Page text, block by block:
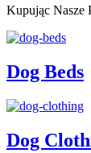
Kupując Nasze
Dog Beds
Dog